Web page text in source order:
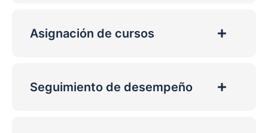
Asignación de cursos
Seguimiento de desempeño